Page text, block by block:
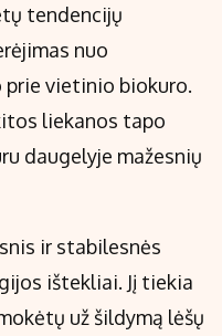
tendencijų
nuo
prie vietinio biokuro.
liekanos tapo
daugelyje mažesnių
ir stabilesnės
ištekliai. Jį tiekia
už šildymą lėšų